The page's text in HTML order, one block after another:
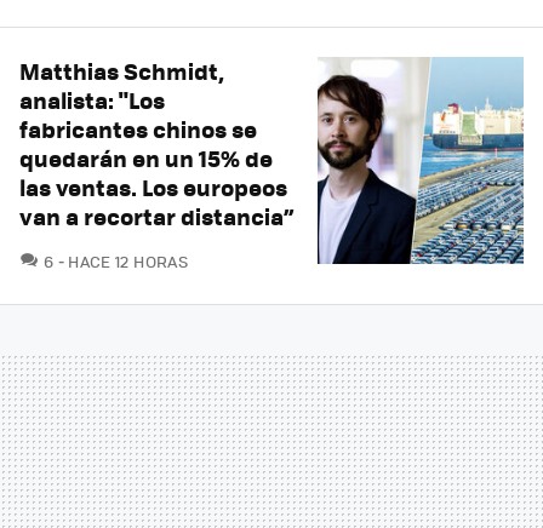
Matthias Schmidt,
analista: "Los
fabricantes chinos se
quedarán en un 15% de
las ventas. Los europeos
van a recortar distancia”
6 COMENTARIOS
HACE 12 HORAS